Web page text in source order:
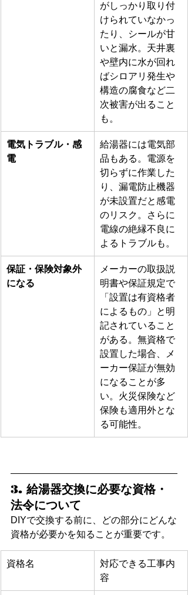
がしっかり取り付
けられていなかっ
たり、シールが甘
いと漏水。天井裏
や壁内に水が回れ
ばシロアリ発生や
構造の腐食など二
次被害が出ること
も。
電気トラブル・感
電
給湯器には電気部
品もある。電源を
切らずに作業した
り、漏電防止機器
が未設置だと感電
のリスク。さらに
電線の絶縁不良に
よるトラブルも。
保証・保険対象外
になる
メーカーの取扱説
明書や保証規定で
「設置は有資格者
によるもの」と明
記されていること
がある。無資格で
設置した場合、メ
ーカー保証が無効
になることが多
い。火災保険など
保険も適用外とな
る可能性。
3. 給湯器交換に必要な資格・
法令について
DIYで交換する前に、どの部分にどんな
資格が必要かを知ることが重要です。
資格名
対応できる工事内
容